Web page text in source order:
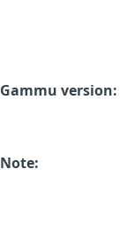
Gammu version:
Note: